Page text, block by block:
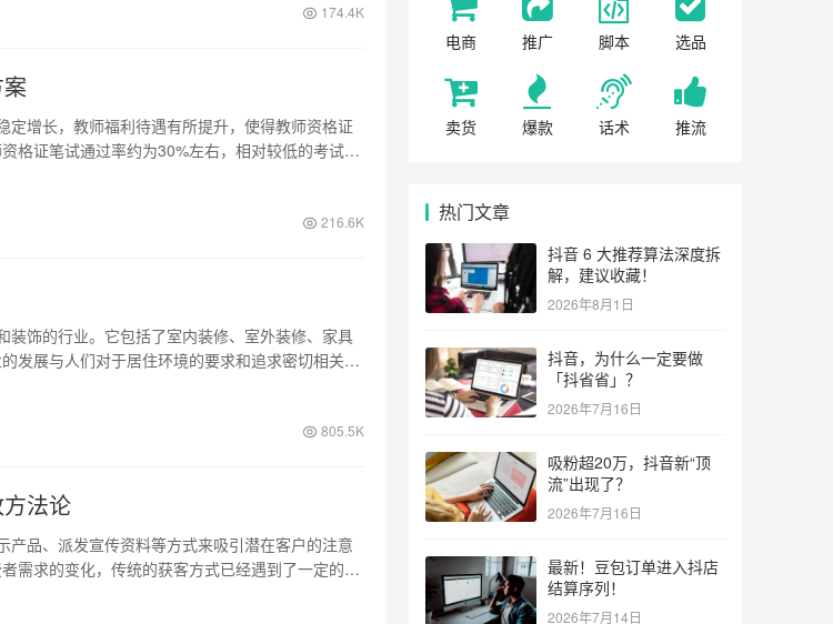
174.4K
定增长，教师福利待遇有所提升，使得教师资格证
格证笔试通过率约为30%左右，相对较低的考试通
216.6K
装饰的行业。它包括了室内装修、室外装修、家具
发展与人们对于居住环境的要求和追求密切相关。
805.5K
法论
产品、派发宣传资料等方式来吸引潜在客户的注意
需求的变化，传统的获客方式已经遇到了一定的瓶
电商 推广 脚本 选品
卖货 爆款 话术 推流
热门文章
抖音 6 大推荐算法深度拆
解，建议收藏！
2026年8月1日
抖音，为什么一定要做
「抖省省」？
2026年7月16日
吸粉超20万，抖音新“顶
流”出现了？
2026年7月16日
最新！豆包订单进入抖店
结算序列！
2026年7月14日